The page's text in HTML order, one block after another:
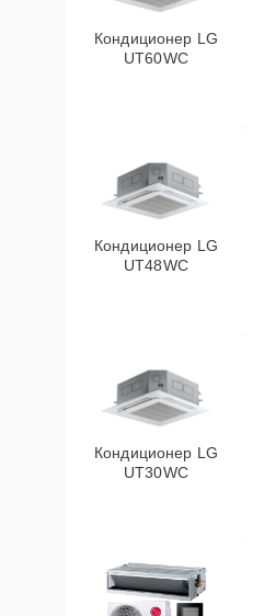
Кондиционер LG
UT60WC
Кондиционер LG
UT48WC
Кондиционер LG
UT30WC